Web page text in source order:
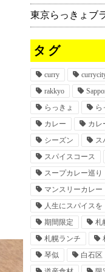
東京らっきょブ
タグ
curry
rakkyo
らっきょ
ら
カレー
カレ
シーズン
ス
スパイスコース
スープカレー巡り
マンスリーカレー
人生にスパイスを
期間限定
札
札幌ランチ
琴似
白石区